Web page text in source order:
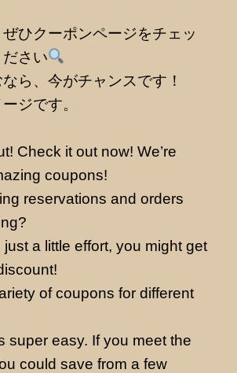
ひクーポンページをチェッ
さい
ら、今がチャンスです！
ジです。
Check it out now! We’re
coupons!
reservations and orders
just a little effort, you might get
of coupons for different
super easy. If you meet the
could save from a few